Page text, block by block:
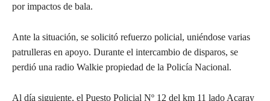
por impactos de bala.
Ante la situación, se solicitó refuerzo policial, uniéndose varias
patrulleras en apoyo. Durante el intercambio de disparos, se
perdió una radio Walkie propiedad de la Policía Nacional.
Al día siguiente, el Puesto Policial Nº 12 del km 11 lado Acaray